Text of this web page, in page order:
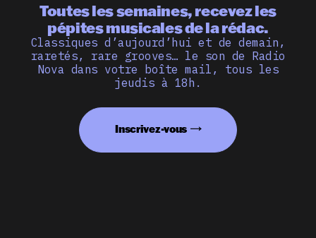
Toutes les semaines, recevez les
pépites musicales de la rédac.
Classiques d’aujourd’hui et de demain,
raretés, rare grooves… le son de Radio
Nova dans votre boîte mail, tous les
jeudis à 18h.
Inscrivez-vous